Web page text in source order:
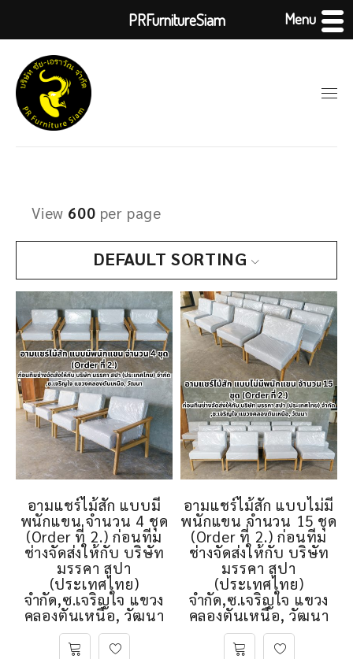
DEFAULT SORTING
View 600 per page
อามแชร์ไม้สัก แบบมี
พนักแขน จำนวน 4 ชุด
(Order ที่ 2.) ก่อนทีม
ช่างจัดส่งให้กับ บริษัท
มรรคา สปา
(ประเทศไทย)
จำกัด,ซ.เจริญใจ แขวง
คลองตันเหนือ, วัฒนา
อามแชร์ไม้สัก แบบไม่มี
พนักแขน จำนวน 15 ชุด
(Order ที่ 2.) ก่อนทีม
ช่างจัดส่งให้กับ บริษัท
มรรคา สปา
(ประเทศไทย)
จำกัด,ซ.เจริญใจ แขวง
คลองตันเหนือ, วัฒนา
PRFurnitureSiam Menu